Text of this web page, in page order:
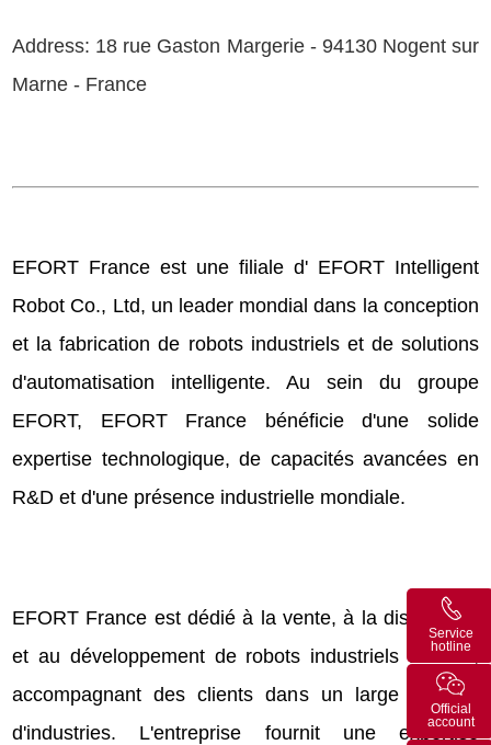
Address: 18 rue Gaston Margerie - 94130 Nogent sur
Marne - France
EFORT France est une filiale d' EFORT Intelligent
Robot Co., Ltd, un leader mondial dans la conception
et la fabrication de robots industriels et de solutions
d'automatisation intelligente. Au sein du groupe
EFORT, EFORT France bénéficie d'une solide
expertise technologique, de capacités avancées en
R&D et d'une présence industrielle mondiale.
EFORT France est dédié à la vente, à la distribution
et au développement de robots industriels EFORT,
accompagnant des clients dans un large éventail
d'industries. L'entreprise fournit une expertise
Service
hotline
Official
account